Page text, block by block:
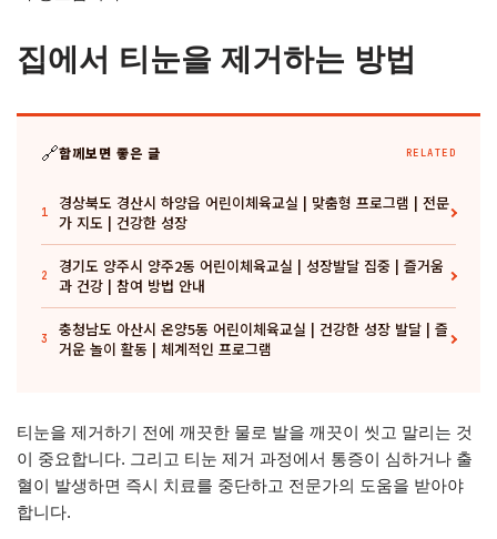
집에서 티눈을 제거하는 방법
🔗함께보면 좋은 글 RELATED
1
경상북도 경산시 하양읍 어린이체육교실 | 맞춤형 프로그램 | 전문
가 지도 | 건강한 성장
2
경기도 양주시 양주2동 어린이체육교실 | 성장발달 집중 | 즐거움
과 건강 | 참여 방법 안내
3
충청남도 아산시 온양5동 어린이체육교실 | 건강한 성장 발달 | 즐
거운 놀이 활동 | 체계적인 프로그램
티눈을 제거하기 전에 깨끗한 물로 발을 깨끗이 씻고 말리는 것
이 중요합니다. 그리고 티눈 제거 과정에서 통증이 심하거나 출
혈이 발생하면 즉시 치료를 중단하고 전문가의 도움을 받아야
합니다.